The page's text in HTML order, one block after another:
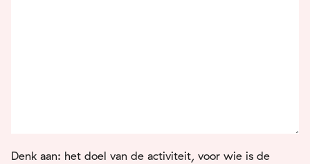
Denk aan: het doel van de activiteit, voor wie is de